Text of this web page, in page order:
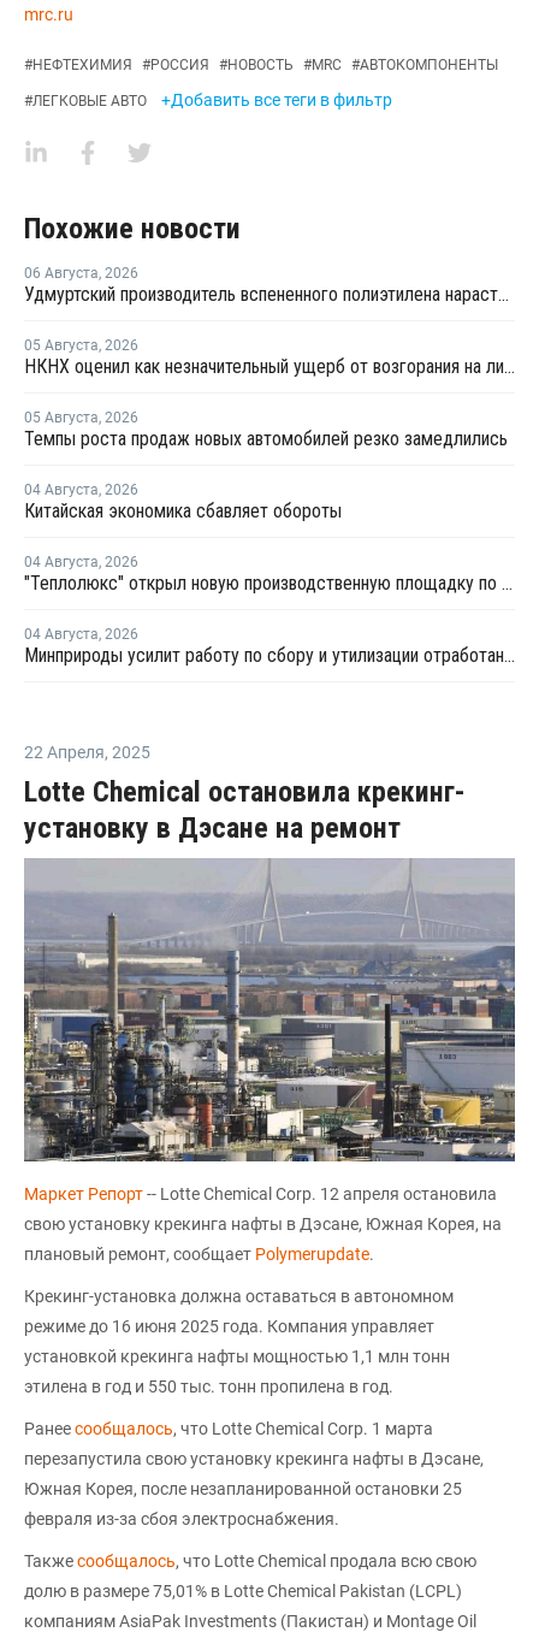
mrc.ru
#НЕФТЕХИМИЯ #РОССИЯ #НОВОСТЬ #MRC #АВТОКОМПОНЕНТЫ
#ЛЕГКОВЫЕ АВТО +Добавить все теги в фильтр
Похожие новости
06 Августа, 2026
Удмуртский производитель вспененного полиэтилена нарастит выпуск на 15%
05 Августа, 2026
НКНХ оценил как незначительный ущерб от возгорания на линии полистирола
05 Августа, 2026
Темпы роста продаж новых автомобилей резко замедлились
04 Августа, 2026
Китайская экономика сбавляет обороты
04 Августа, 2026
"Теплолюкс" открыл новую производственную площадку по выпуску инженерных систем
04 Августа, 2026
Минприроды усилит работу по сбору и утилизации отработанных шин
22 Апреля, 2025
Lotte Chemical остановила крекинг-
установку в Дэсане на ремонт
Маркет Репорт-- Lotte Chemical Corp. 12 апреля остановила
свою установку крекинга нафты в Дэсане, Южная Корея, на
плановый ремонт, сообщает Polymerupdate.
Крекинг-установка должна оставаться в автономном
режиме до 16 июня 2025 года. Компания управляет
установкой крекинга нафты мощностью 1,1 млн тонн
этилена в год и 550 тыс. тонн пропилена в год.
Ранеесообщалось, что Lotte Chemical Corp. 1 марта
перезапустила свою установку крекинга нафты в Дэсане,
Южная Корея, после незапланированной остановки 25
февраля из-за сбоя электроснабжения.
Такжесообщалось, что Lotte Chemical продала всю свою
долю в размере 75,01% в Lotte Chemical Pakistan (LCPL)
компаниям AsiaPak Investments (Пакистан) и Montage Oil